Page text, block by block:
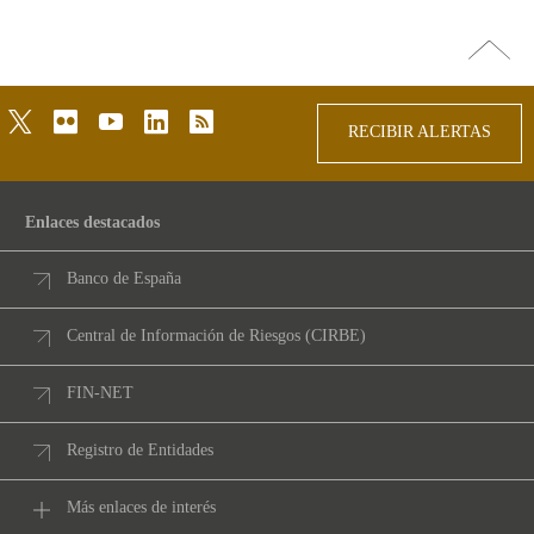
arriba
twitterflickr youtubelinkedinrss
RECIBIR ALERTAS
Enlaces destacados
Banco de España
Central de Información de Riesgos (CIRBE)
FIN-NET
Registro de Entidades
Más enlaces de interés